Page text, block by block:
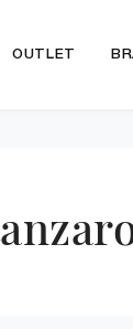
OUTLET